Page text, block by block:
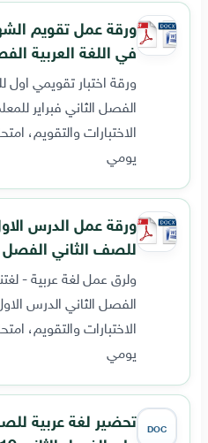
ورقة عمل تقويم
في اللغة العربية
ورقة اختبار تقويمي
الفصل الثاني فبراير
الاختبارات والتقويم،
يومي
ورقة عمل الدرس
للصف الثاني الفصل الثاني
ولرق عمل لغة عربية -
الفصل الثاني الدرس
الاختبارات والتقويم،
يومي
DOC